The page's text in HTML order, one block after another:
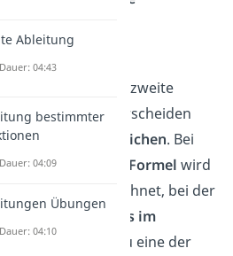
(x – 5)²
Die erste und die zweite
Formel unterscheiden
durch das
Vorzeichen. Bei
binomischen Formel wird
gerechnet, bei der
gibt es ein
Minus im
Term
. Wenn du eine der
Ableitung
04:43
bestimmter
04:09
Übungen
04:10